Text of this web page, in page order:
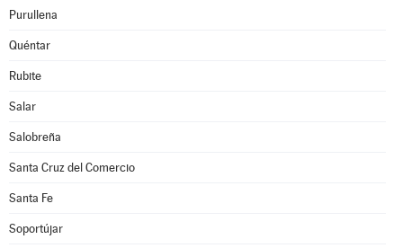
Purullena
Quéntar
Rubite
Salar
Salobreña
Santa Cruz del Comercio
Santa Fe
Soportújar